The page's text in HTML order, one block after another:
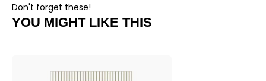
Don't forget these!
YOU MIGHT LIKE THIS